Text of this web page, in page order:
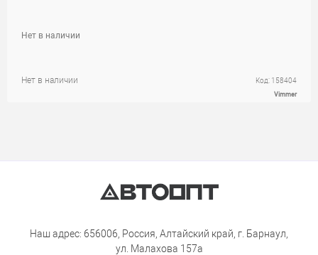
Нет в наличии Код: 158404
Vimmer
Нет в наличии
Наш адрес: 656006, Россия, Алтайский край, г. Барнаул,
ул. Малахова 157а